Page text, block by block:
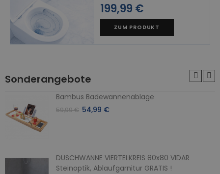
199,99 €
ZUM PRODUKT
Sonderangebote
Bambus Badewannenablage
59,99 € 54,99 €
DUSCHWANNE VIERTELKREIS 80x80 VIDAR
Steinoptik, Ablaufgarnitur GRATIS !